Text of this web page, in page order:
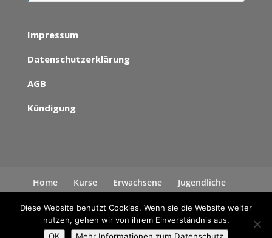
Impressum
Datenschutzerklärung
AGB
Kündigung
Home Kurse Erwachsene
Jugendliche
Kinder
News
Kontakt
Datenschutzerklärung
Diese Website benutzt Cookies. Wenn sie die Website weiter
nutzen, gehen wir von ihrem Einverständnis aus.